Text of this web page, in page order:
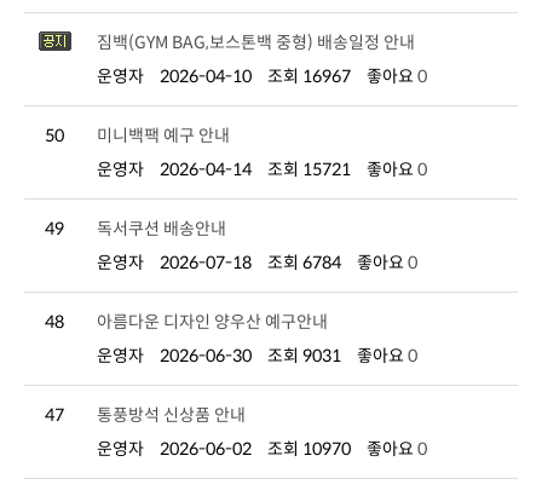
짐백(GYM BAG,보스톤백 중형) 배송일정 안내
운영자
2026-04-10 조회 16967 좋아요 0
50
미니백팩 예구 안내
운영자
2026-04-14 조회 15721 좋아요 0
49
독서쿠션 배송안내
운영자
2026-07-18 조회 6784 좋아요 0
48
아름다운 디자인 양우산 예구안내
운영자
2026-06-30 조회 9031 좋아요 0
47
통풍방석 신상품 안내
운영자
2026-06-02 조회 10970 좋아요 0